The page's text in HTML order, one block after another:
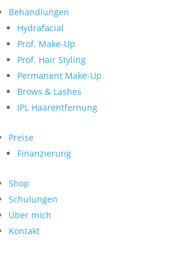
Behandlungen
Hydrafacial
Prof. Make-Up
Prof. Hair Styling
Permanent Make-Up
Brows & Lashes
IPL Haarentfernung
Preise
Finanzierung
Shop
Schulungen
Über mich
Kontakt
nach:
Neueste Kommentare
Archiv
Kategorien
Keine Kategorien
Meta
Anmelden
Feed der Einträge
WordPress.org
Search
nach:
Archive
Kontakt
Impressum
Datenschutz